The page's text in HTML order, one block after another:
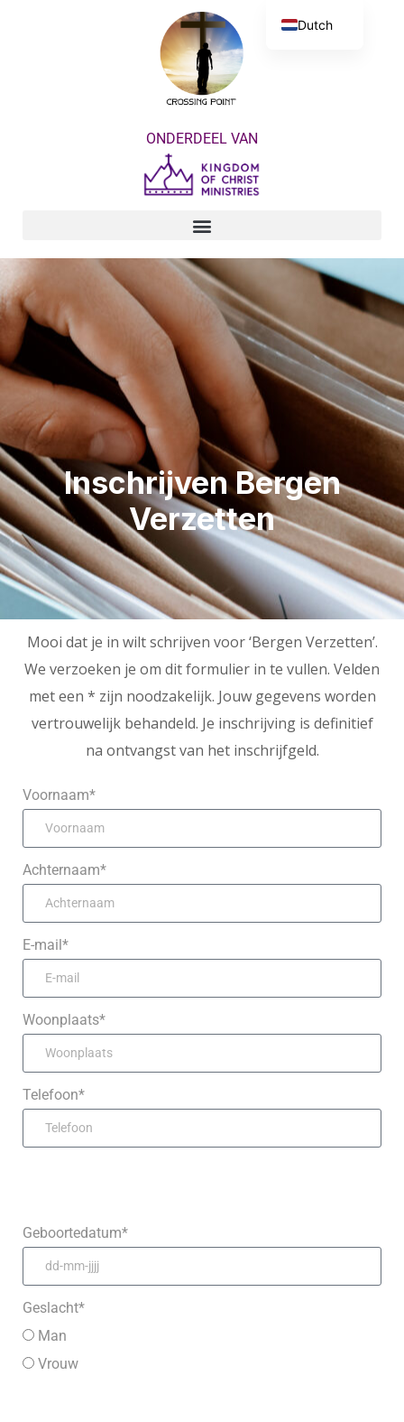
ONDERDEEL VAN
Inschrijven Bergen
Verzetten
Mooi dat je in wilt schrijven voor ‘Bergen Verzetten’.
We verzoeken je om dit formulier in te vullen. Velden
met een * zijn noodzakelijk. Jouw gegevens worden
vertrouwelijk behandeld. Je inschrijving is definitief
na ontvangst van het inschrijfgeld.
Voornaam*
Achternaam*
E-mail*
Woonplaats*
Telefoon*
Geboortedatum*
Geslacht*
Man
Vrouw
Dutch